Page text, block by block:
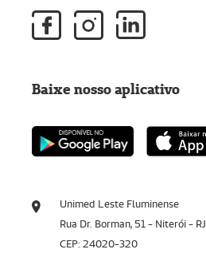
Unimed Leste Fluminense
Rua Dr. Borman, 51 - Niterói - RJ
CEP: 24020-320
Baixe nosso aplicativo